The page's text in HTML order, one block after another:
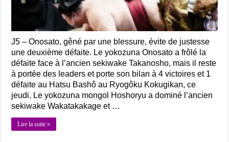
J5 – Onosato, gêné par une blessure, évite de justesse
une deuxième défaite. Le yokozuna Onosato a frôlé la
défaite face à l’ancien sekiwake Takanosho, mais il reste
à portée des leaders et porte son bilan à 4 victoires et 1
défaite au Hatsu Bashô au Ryogôku Kokugikan, ce
jeudi. Le yokozuna mongol Hoshoryu a dominé l’ancien
sekiwake Wakatakakage et …
Lire la suite »